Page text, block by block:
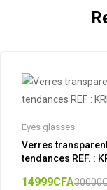
Eyes glasses
Verres
tendances
30000
14999CFA